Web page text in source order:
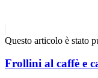
Questo articolo è stato
Frollini al caffè e